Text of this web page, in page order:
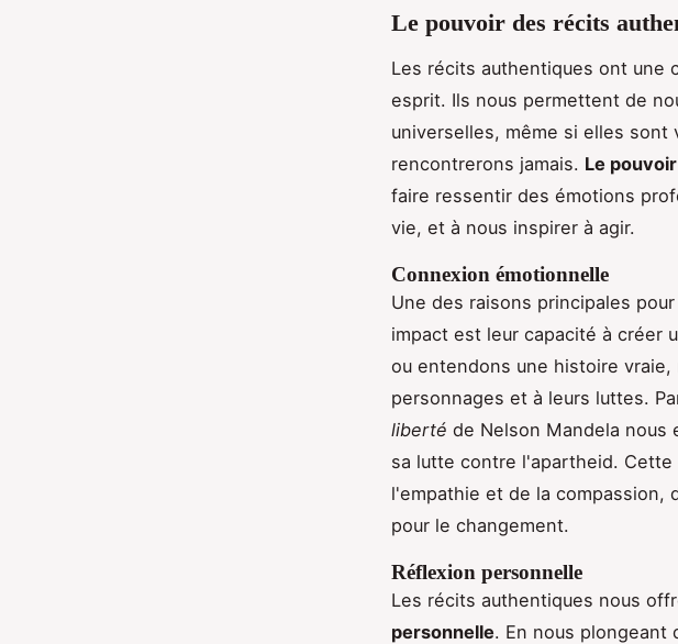
Le pouvoir des récits
Les récits authentiques ont une
esprit. Ils nous permettent de
universelles, même si elles sont
rencontrerons jamais. Le
faire ressentir des émotions
vie, et à nous inspirer à agir.
Connexion émotionnelle
Une des raisons principales
impact est leur capacité à créer
ou entendons une histoire
personnages et à leurs luttes.
liberté de Nelson Mandela nous
sa lutte contre l'apartheid.
l'empathie et de la compassion,
pour le changement.
Réflexion personnelle
Les récits authentiques nous
personnelle. En nous plongeant